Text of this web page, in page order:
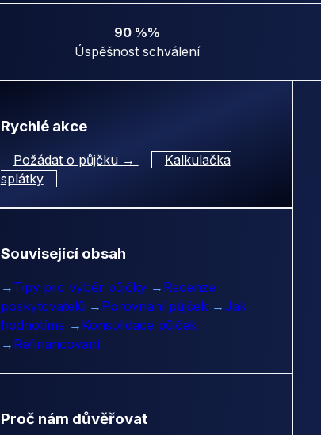
90 %%
Úspěšnost schválení
Rychlé akce
Požádat o půjčku →
Kalkulačka
splátky
Související obsah
→ Tipy pro výběr půjčky → Recenze
poskytovatelů → Porovnání půjček →Jak
hodnotíme → Konsolidace půjček
→ Refinancování
Proč nám důvěřovat